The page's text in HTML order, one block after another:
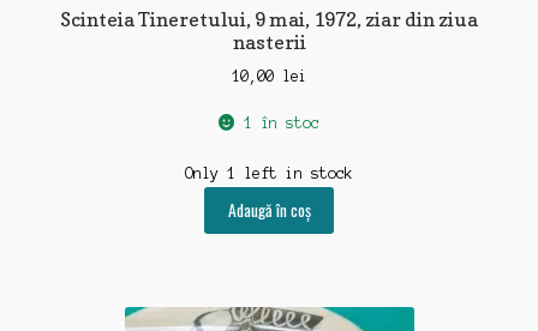
Scinteia Tineretului, 9 mai, 1972, ziar din ziua
nasterii
10,00 lei
1 în stoc
Only 1 left in stock
Adaugă în coș